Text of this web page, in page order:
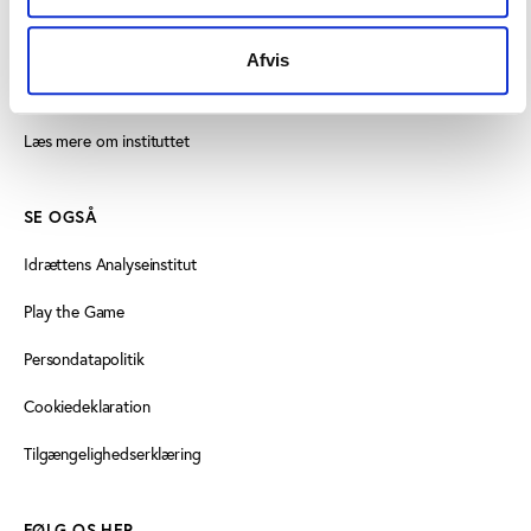
Afvis
Find medarbejder
Læs mere om instituttet
SE OGSÅ
Idrættens Analyseinstitut
Play the Game
Persondatapolitik
Cookiedeklaration
Tilgængelighedserklæring